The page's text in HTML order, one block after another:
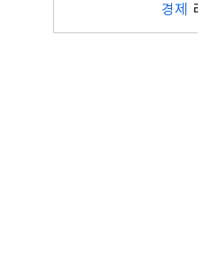
경제